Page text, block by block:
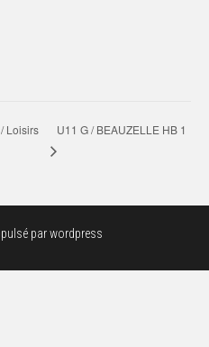
Loisirs
U11 G / BEAUZELLE HB 1
par wordpress